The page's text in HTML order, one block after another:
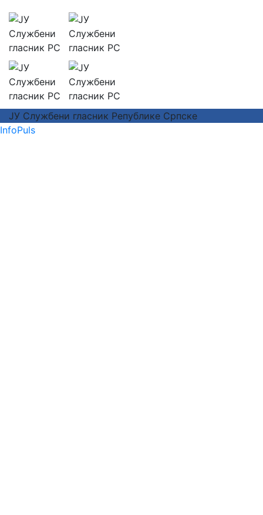
ЈУ Службени гласник Републике Српске
InfoPuls